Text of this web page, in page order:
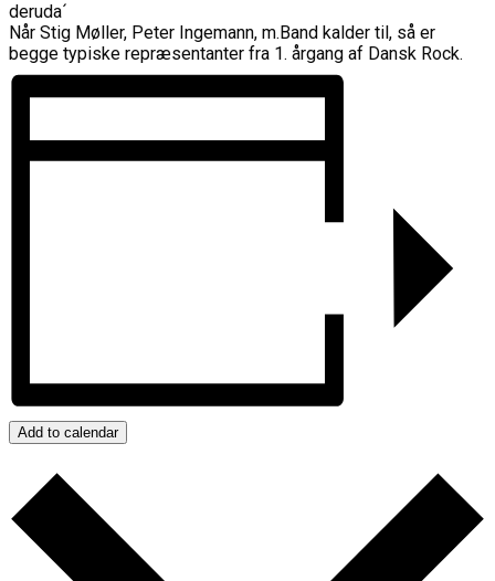
deruda´
Når Stig Møller, Peter Ingemann, m.Band kalder til, så er
begge typiske repræsentanter fra 1. årgang af Dansk Rock.
Add to calendar